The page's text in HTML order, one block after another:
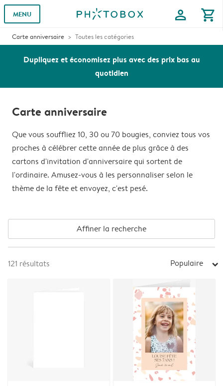
MENU profile shopping_cart
Carte anniversaire Toutes les catégories
Dupliquez et économisez plus avec des prix bas au
quotidien
Carte anniversaire
Que vous souffliez 10, 30 ou 70 bougies, conviez tous vos
proches à célébrer cette année de plus grâce à des
cartons d'invitation d'anniversaire qui sortent de
l'ordinaire. Amusez-vous à les personnaliser selon le
thème de la fête et envoyez, c'est pesé.
Affiner la recherche
121 résultats Populaire arrow_right